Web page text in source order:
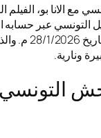
مع الانا بو،
التونسي عبر
منصة التويتر
ونارية.
التونسي